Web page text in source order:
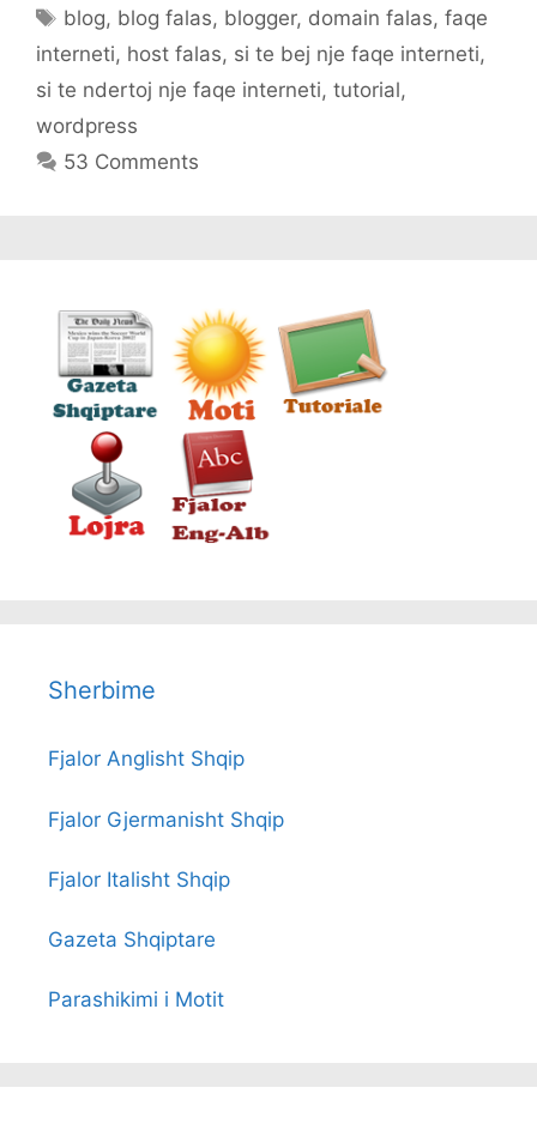
Tags
blog, blog falas, blogger, domain falas,faqe
interneti, host falas, si te bej nje faqe interneti,
si te ndertoj nje faqe interneti, tutorial,
wordpress
53 Comments
Sherbime
Fjalor Anglisht Shqip
Fjalor Gjermanisht Shqip
Fjalor Italisht Shqip
Gazeta Shqiptare
Parashikimi i Motit